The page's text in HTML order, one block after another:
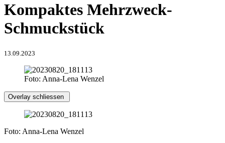
Kompaktes Mehrzweck-
Schmuckstück
13.09.2023
Foto: Anna-Lena Wenzel
Overlay schliessen
Foto: Anna-Lena Wenzel